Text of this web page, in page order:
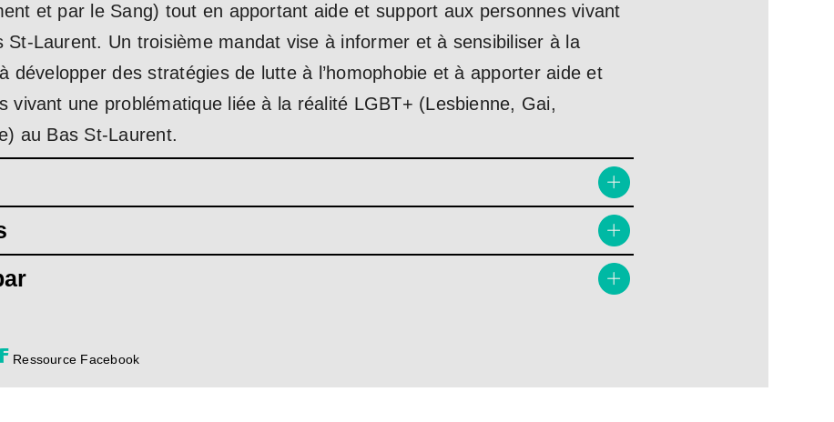
et par le Sang) tout en apportant aide et support aux personnes vivant
St-Laurent. Un troisième mandat vise à informer et à sensibiliser à la
développer des stratégies de lutte à l’homophobie et à apporter aide et
vivant une problématique liée à la réalité LGBT+ (Lesbienne, Gai,
au Bas St-Laurent.
Ressource Facebook